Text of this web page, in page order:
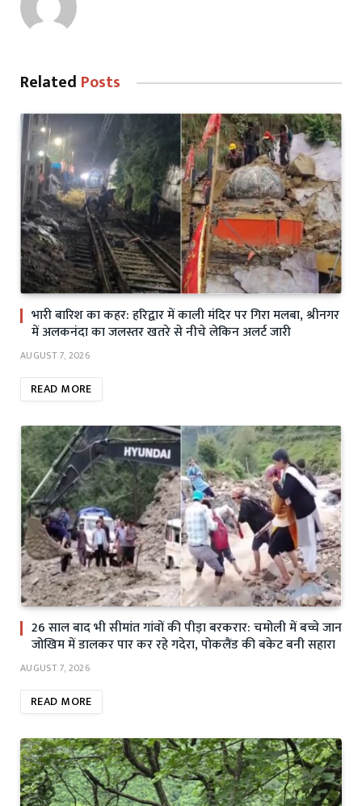
Related Posts
भारी बारिश का कहर: हरिद्वार में काली मंदिर पर गिरा मलबा, श्रीनगर
में अलकनंदा का जलस्तर खतरे से नीचे लेकिन अलर्ट जारी
AUGUST 7, 2026
READ MORE
26 साल बाद भी सीमांत गांवों की पीड़ा बरकरार: चमोली में बच्चे जान
जोखिम में डालकर पार कर रहे गदेरा, पोकलैंड की बकेट बनी सहारा
AUGUST 7, 2026
READ MORE